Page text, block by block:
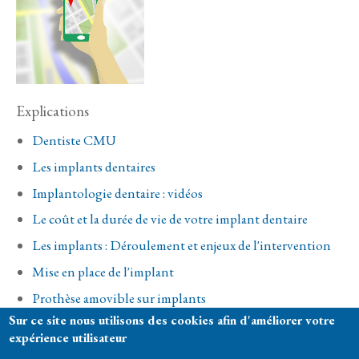
Explications
Dentiste CMU
Les implants dentaires
Implantologie dentaire : vidéos
Le coût et la durée de vie de votre implant dentaire
Les implants : Déroulement et enjeux de l'intervention
Mise en place de l'implant
Prothèse amovible sur implants
Prothèse dentaire sur implants
Sur ce site nous utilisons des cookies afin d'améliorer votre
expérience utilisateur